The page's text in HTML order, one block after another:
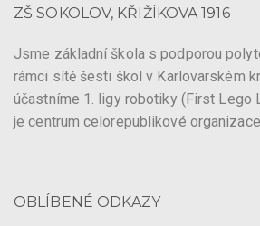
ZŠ SOKOLOV, KŘIŽÍKOVA 1916
Jsme základní škola s podporou
rámci sítě šesti škol v Karlovarském
účastníme 1. ligy robotiky (First Lego
je centrum celorepublikové organizace
OBLÍBENÉ ODKAZY